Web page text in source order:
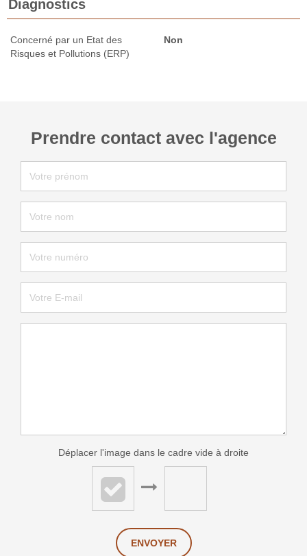
Diagnostics
Concerné par un Etat des
Risques et Pollutions (ERP)
Non
Prendre contact avec l'agence
Déplacer l'image dans le cadre vide à droite
ENVOYER